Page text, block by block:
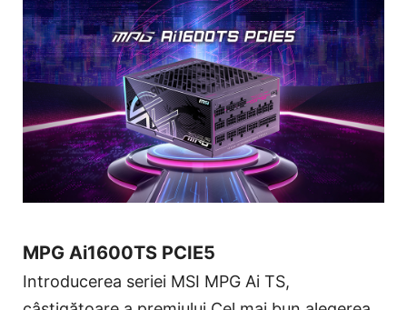
MPG Ai1600TS PCIE5
Introducerea seriei MSI MPG Ai TS,